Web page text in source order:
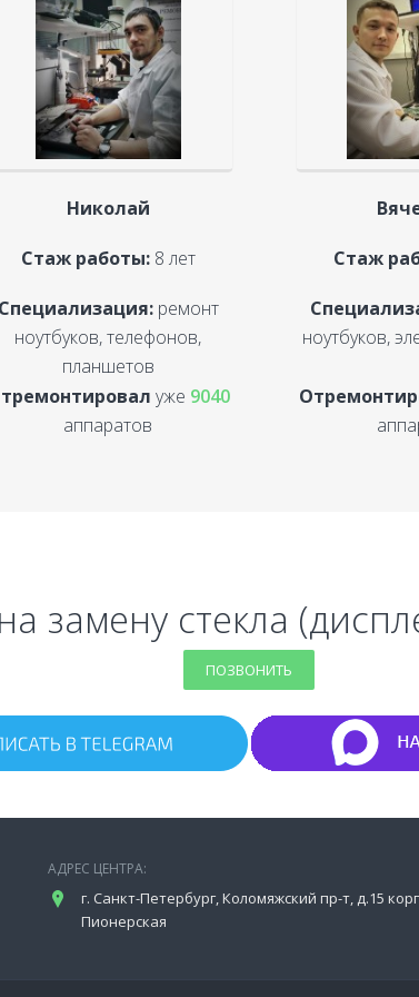
Николай
Стаж работы:8 лет
ремонт
ноутбуков, телефонов,
планшетов
уже 9040
аппаратов
Стаж
ноутбуков,
замену стекла
ПОЗВОНИТЬ
АДРЕС ЦЕНТРА:
г. Санкт-Петербург, Коломяжский пр-т, д.15
Пионерская